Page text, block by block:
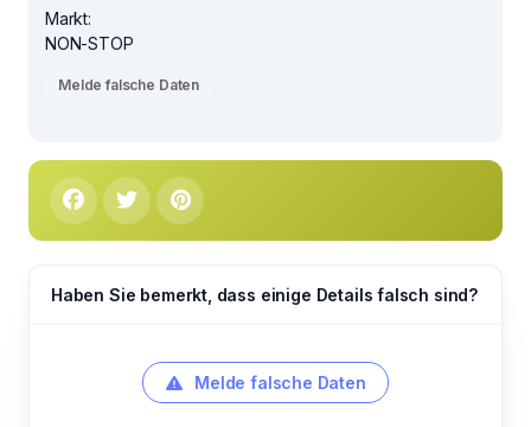
Markt:
NON-STOP
Melde falsche Daten
Haben Sie bemerkt, dass einige Details falsch sind?
Melde falsche Daten